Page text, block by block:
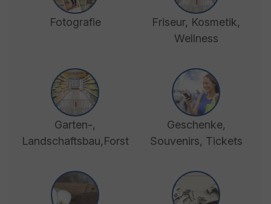
Fotografie
Friseur, Kosmetik,
Wellness
Garten-,
Landschaftsbau,Forst
Geschenke,
Souvenirs, Tickets